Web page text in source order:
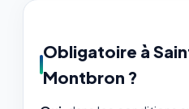
Obligatoire à
Montbron ?